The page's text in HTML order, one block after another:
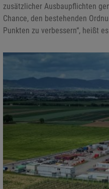
zusätzlicher Ausbaupflichten
Chance, den bestehenden
Punkten zu verbessern“, heißt